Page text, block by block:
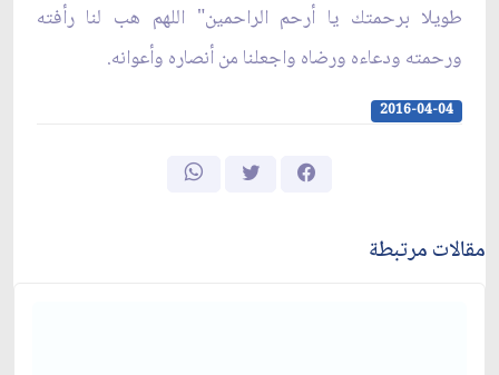
طويلا برحمتك يا أرحم الراحمين" اللهم هب لنا رأفته
ورحمته ودعاءه ورضاه واجعلنا من أنصاره وأعوانه.
2016-04-04
مقالات مرتبطة